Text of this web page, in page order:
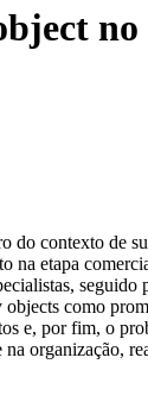
contexto
na etapa
como
e, por fim, o